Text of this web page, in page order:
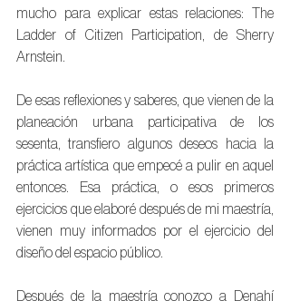
mucho para explicar estas relaciones: The
Ladder of Citizen Participation, de Sherry
Arnstein.
De esas reflexiones y saberes, que vienen de la
planeación urbana participativa de los
sesenta, transfiero algunos deseos hacia la
práctica artística que empecé a pulir en aquel
entonces. Esa práctica, o esos primeros
ejercicios que elaboré después de mi maestría,
vienen muy informados por el ejercicio del
diseño del espacio público.
Después de la maestría conozco a Denahí